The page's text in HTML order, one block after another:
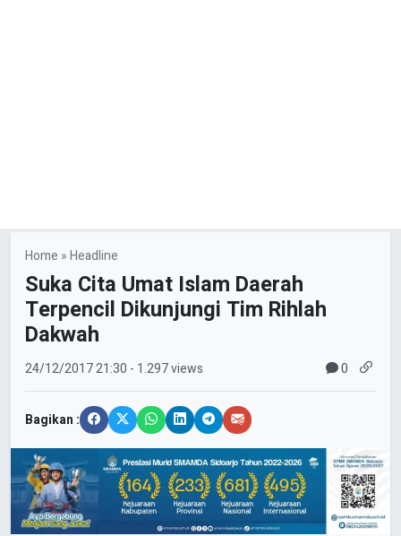
Home »Headline
Suka Cita Umat Islam Daerah
Terpencil Dikunjungi Tim Rihlah
Dakwah
24/12/201721:30 - 1.297 views 0
Bagikan :